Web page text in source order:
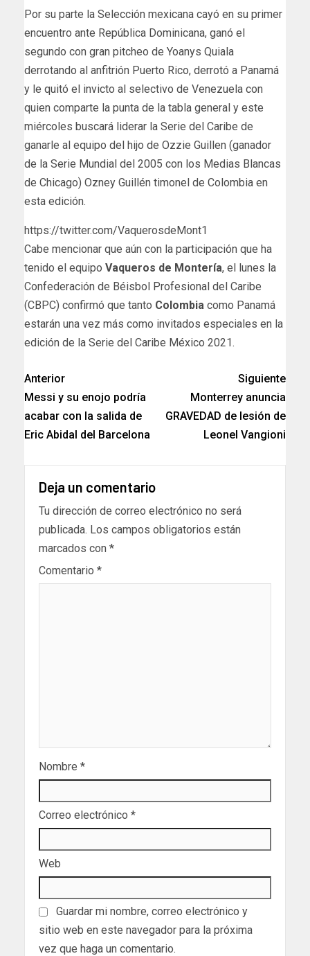
Por su parte la Selección mexicana cayó en su primer
encuentro ante República Dominicana, ganó el
segundo con gran pitcheo de Yoanys Quiala
derrotando al anfitrión Puerto Rico, derrotó a Panamá
y le quitó el invicto al selectivo de Venezuela con
quien comparte la punta de la tabla general y este
miércoles buscará liderar la Serie del Caribe de
ganarle al equipo del hijo de Ozzie Guillen (ganador
de la Serie Mundial del 2005 con los Medias Blancas
de Chicago) Ozney Guillén timonel de Colombia en
esta edición.
https://twitter.com/VaquerosdeMont1
Cabe mencionar que aún con la participación que ha
tenido el equipo Vaqueros de Montería, el lunes la
Confederación de Béisbol Profesional del Caribe
(CBPC) confirmó que tanto Colombia como Panamá
estarán una vez más como invitados especiales en la
edición de la Serie del Caribe México 2021.
Anterior
Messi y su enojo podría
acabar con la salida de
Eric Abidal del Barcelona
Siguiente
Monterrey anuncia
GRAVEDAD de lesión de
Leonel Vangioni
Deja un comentario
Tu dirección de correo electrónico no será
publicada. Los campos obligatorios están
marcados con *
Comentario *
Nombre *
Correo electrónico *
Web
Guardar mi nombre, correo electrónico y
sitio web en este navegador para la próxima
vez que haga un comentario.